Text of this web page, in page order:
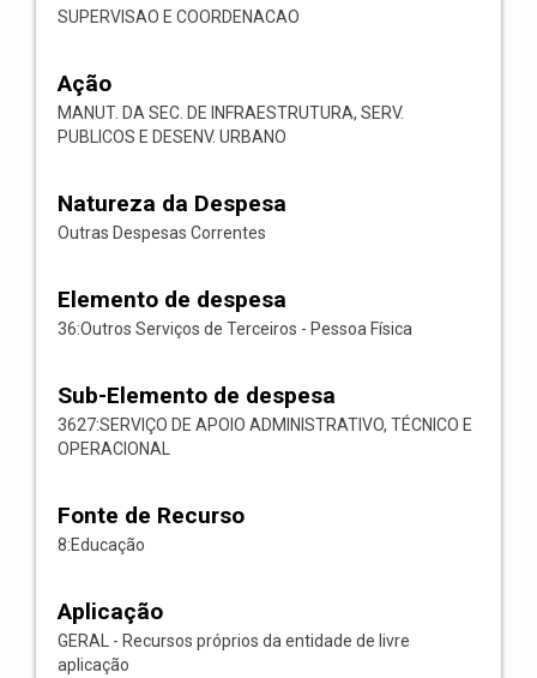
SUPERVISAO E COORDENACAO
Ação
MANUT. DA SEC. DE INFRAESTRUTURA, SERV.
PUBLICOS E DESENV. URBANO
Natureza da Despesa
Outras Despesas Correntes
Elemento de despesa
36:Outros Serviços de Terceiros - Pessoa Física
Sub-Elemento de despesa
3627:SERVIÇO DE APOIO ADMINISTRATIVO, TÉCNICO E
OPERACIONAL
Fonte de Recurso
8:Educação
Aplicação
GERAL - Recursos próprios da entidade de livre
aplicação